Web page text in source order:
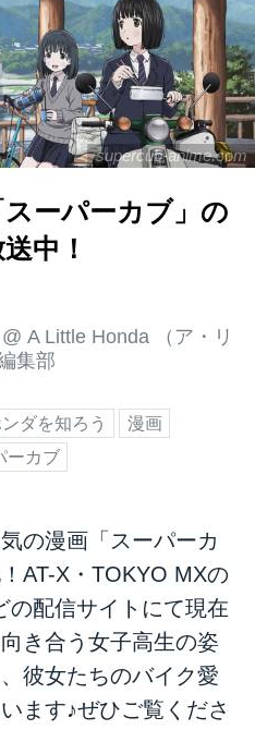
supercub-anime.com
ーパーカブ」の
中！
@ A Little Honda （ア・リ
集部
ダを知ろう
漫画
ーカブ
の漫画「スーパーカ
AT-X・TOKYO MXの
の配信サイトにて現在
き合う女子高生の姿
彼女たちのバイク愛
ます♪ぜひご覧くださ